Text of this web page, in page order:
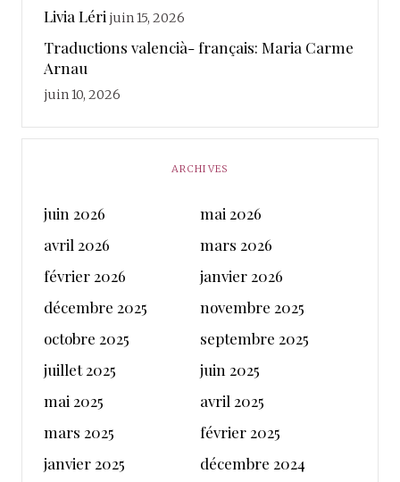
Livia Léri juin 15, 2026
Traductions valencià- français: Maria Carme
Arnau
juin 10, 2026
ARCHIVES
juin 2026
mai 2026
avril 2026
mars 2026
février 2026
janvier 2026
décembre 2025
novembre 2025
octobre 2025
septembre 2025
juillet 2025
juin 2025
mai 2025
avril 2025
mars 2025
février 2025
janvier 2025
décembre 2024